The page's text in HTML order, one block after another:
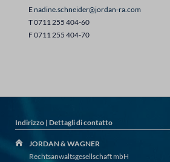
Enadine.schneider@jordan-ra.com
T 0711 255 404-60
F 0711 255 404-70
Indirizzo | Dettagli di contatto
JORDAN & WAGNER
Rechtsanwaltsgesellschaft mbH